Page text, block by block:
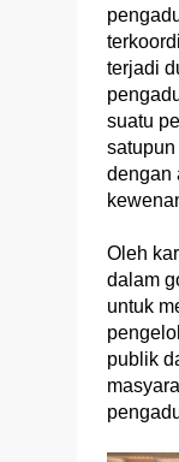
terjadi
suatu
dengan
Oleh
dalam
untuk
publik